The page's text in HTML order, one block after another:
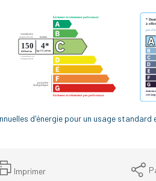
d'énergie pour un usage
Imprimer